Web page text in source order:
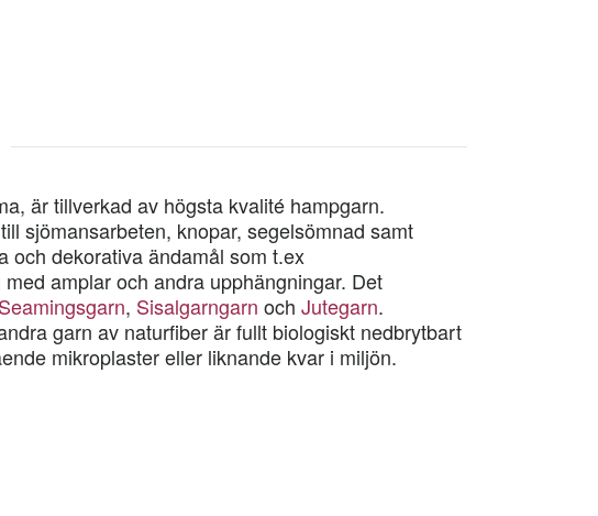
är tillverkad av högsta kvalité hampgarn.
sjömansarbeten, knopar, segelsömnad samt
och dekorativa ändamål som t.ex
amplar och andra upphängningar. Det
Seamingsgarn, Sisalgarngarn och Jutegarn.
garn av naturfiber är fullt biologiskt nedbrytbart
mikroplaster eller liknande kvar i miljön.